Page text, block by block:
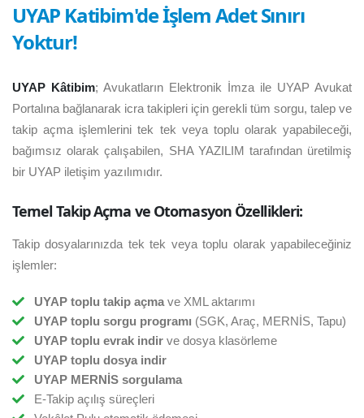
UYAP Katibim'de İşlem Adet Sınırı
Yoktur!
UYAP Kâtibim; Avukatların Elektronik İmza ile UYAP Avukat
Portalına bağlanarak icra takipleri için gerekli tüm sorgu, talep ve
takip açma işlemlerini tek tek veya toplu olarak yapabileceği,
bağımsız olarak çalışabilen, SHA YAZILIM tarafından üretilmiş
bir UYAP iletişim yazılımıdır.
Temel Takip Açma ve Otomasyon Özellikleri:
Takip dosyalarınızda tek tek veya toplu olarak yapabileceğiniz
işlemler:
UYAP toplu takip açmave XML aktarımı
UYAP toplu sorgu programı (SGK, Araç, MERNİS, Tapu)
UYAP toplu evrak indirve dosya klasörleme
UYAP toplu dosya indir
UYAP MERNİS sorgulama
E-Takip açılış süreçleri